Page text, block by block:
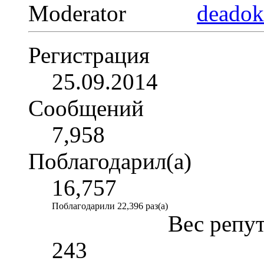
Moderator
Регистрация
25.09.2014
Сообщений
7,958
Поблагодарил(а)
16,757
Поблагодарили 22,396 раз(а)
Вес
243